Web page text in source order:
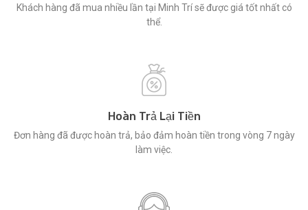
Khách hàng đã mua nhiều lần tại Minh Trí sẽ được giá tốt nhất có
thể.
Hoàn Trả Lại Tiền
Đơn hàng đã được hoàn trả, bảo đảm hoàn tiền trong vòng 7 ngày
làm việc.